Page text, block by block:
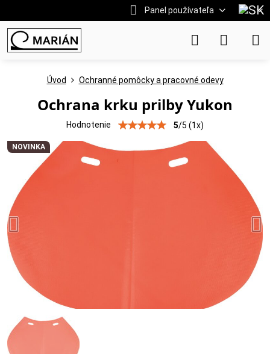
Panel používateľa
NOVINKA
Úvod Ochranné pomôcky a pracovné odevy
Ochrana krku prilby Yukon
Hodnotenie 5/5 (1x)